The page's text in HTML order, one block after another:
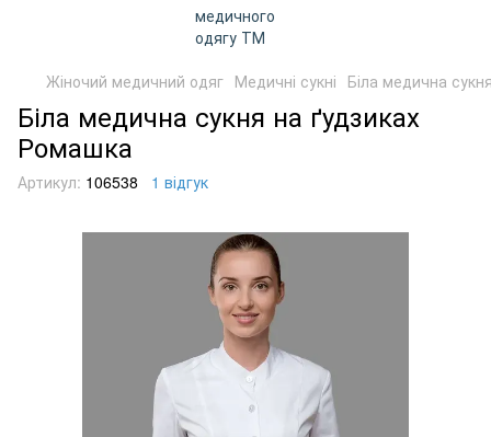
Жіночий медичний одяг Медичні сукні Біла медична
Біла медична сукня на ґудзиках
Ромашка
Артикул: 106538 1 відгук